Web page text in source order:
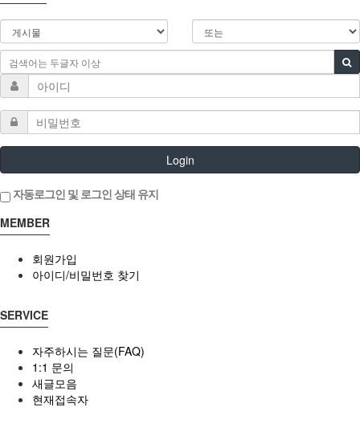
Login
자동로그인 및 로그인 상태 유지
MEMBER
회원가입
아이디/비밀번호 찾기
SERVICE
자주하시는 질문(FAQ)
1:1 문의
새글모음
현재접속자